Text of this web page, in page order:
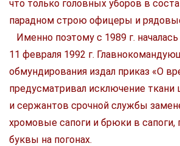
что только головных уборов в
парадном строю офицеры и
Именно поэтому с 1989 г.
11 февраля 1992 г.
обмундирования издал приказ «О
предусматривал исключение
и сержантов срочной службы
хромовые сапоги и брюки в
буквы на погонах.